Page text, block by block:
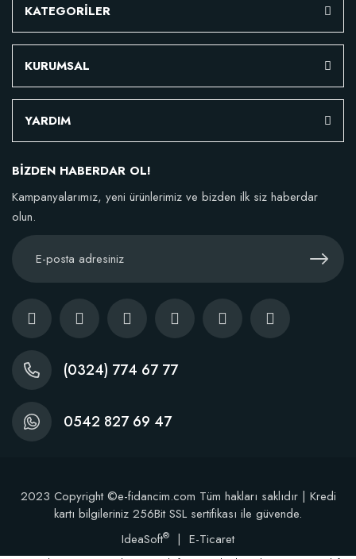
Stokta Yok
Kaktüs Sukulent Üretim Saksısı 5,5 Luk (50 adet)
KATEGORİLER
KURUMSAL
YARDIM
BİZDEN HABERDAR OL!
Kampanyalarımız, yeni ürünlerimiz ve bizden ilk siz haberdar
olun.
(0324) 774 67 77
0542 827 69 47
2023 Copyright ©e-fidancim.com Tüm hakları saklıdır | Kredi
kartı bilgileriniz 256Bit SSL sertifikası ile güvende.
IdeaSoft® | E-Ticaret